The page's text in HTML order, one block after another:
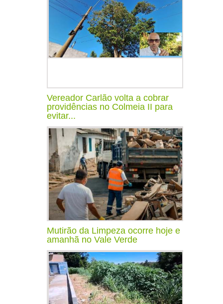
Vereador Carlão volta a cobrar
providências no Colmeia II para
evitar...
Mutirão da Limpeza ocorre hoje e
amanhã no Vale Verde